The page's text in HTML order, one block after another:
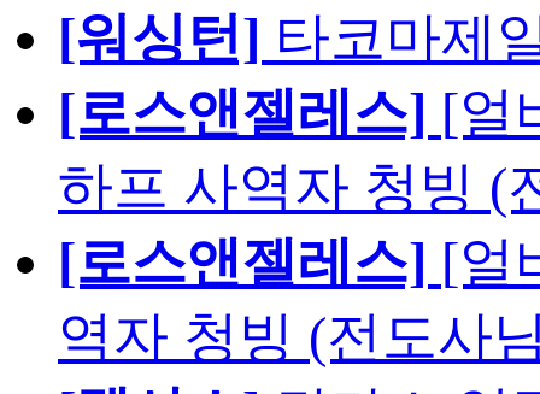
[워싱턴] 타코마제
[로스앤젤레스] [얼
하프 사역자 청빙 (
[로스앤젤레스] [얼
역자 청빙 (전도사